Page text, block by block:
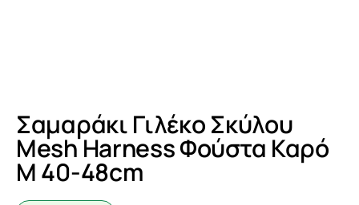
Σαμαράκι Γιλέκο Σκύλου
Mesh Harness Φούστα Καρό
M 40-48cm